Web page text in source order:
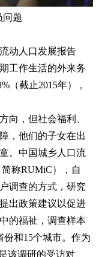
问题
动人口发展报告
工作生活的外来务
（截止2015年） 。
向，但社会福利、
，他们的子女在出
。中国城乡人口流
简称RUMiC），自
调查的方式，研究
出政策建议以促进
的福祉，调查样本
和15个城市。作为
该调研的受访对